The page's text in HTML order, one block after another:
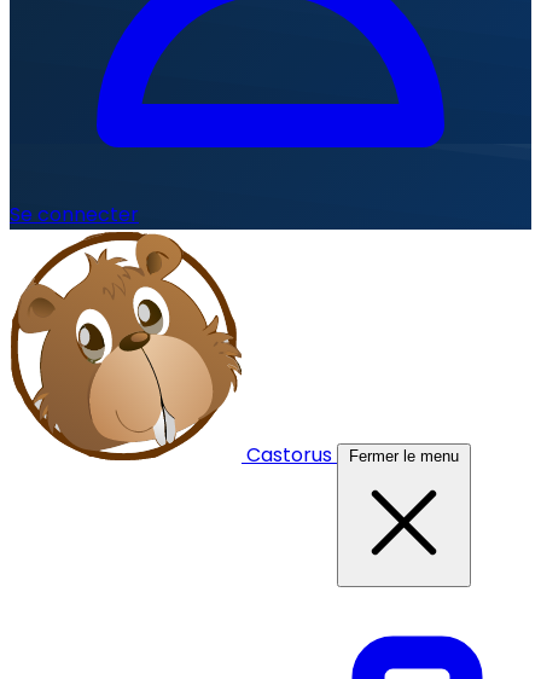
Se connecter
Castorus Fermer le menu